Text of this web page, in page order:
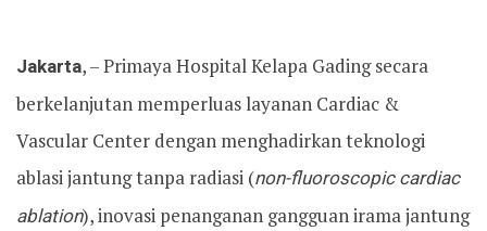
Jakarta, – Primaya Hospital Kelapa Gading secara
berkelanjutan memperluas layanan Cardiac &
Vascular Center dengan menghadirkan teknologi
ablasi jantung tanpa radiasi (non-fluoroscopic cardiac
ablation), inovasi penanganan gangguan irama jantung